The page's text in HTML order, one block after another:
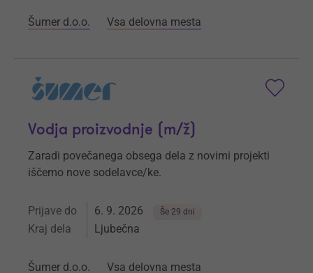
Šumer d.o.o. Vsa delovna mesta
Vodja proizvodnje (m/ž)
Zaradi povečanega obsega dela z novimi projekti
iščemo nove sodelavce/ke.
Prijave do 6. 9. 2026 Še 29 dni
Kraj dela Ljubečna
Šumer d.o.o. Vsa delovna mesta